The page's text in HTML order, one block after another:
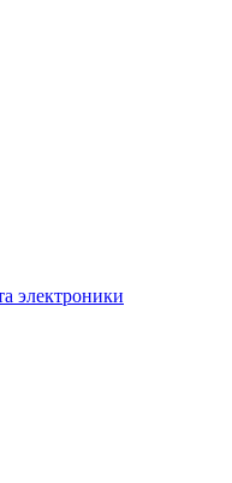
электроники